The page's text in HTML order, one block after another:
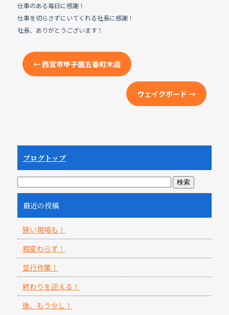
仕事のある毎日に感謝！
仕事を切らさずにいてくれる社長に感謝！
社長、ありがとうございます！
←西宮市甲子園五番町木造
ウェイクボード→
ブログトップ
最近の投稿
狭い現場も！
相変わらず！
並行作業！
終わりを迎える！
後、もう少し！